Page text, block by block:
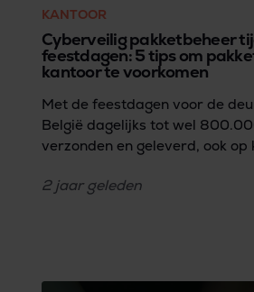
KANTOOR
Cyberveilig pakketbeheer
feestdagen: 5 tips om
kantoor te voorkomen
Met de feestdagen voor de
België dagelijks tot wel
verzonden en geleverd, ook op
echter niet altijd even veilig, en
2 jaargeleden